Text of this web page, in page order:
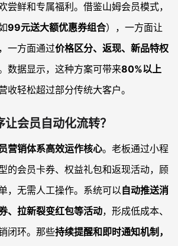
尝鲜和专属福利。借鉴山姆会员模式，
99元送大额优惠券组合），一方面让
一方面通过价格区分、返现、新品特权
数据显示，这种方案可带来80%以上
收轻松超过部分传统大客户。
会员自动化流转？
营销体系高效运作核心。老板通过小程
的会员卡券、权益礼包和返现活动，顾
，无需人工操作。系统可以自动推送消
、拉新裂变红包等活动，形成低成本、
闭环。那些持续提醒和即时通知机制，